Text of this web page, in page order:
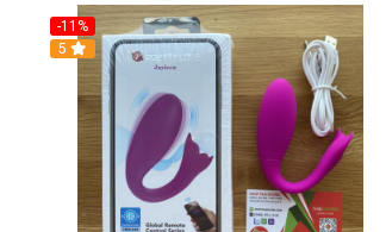
-11%
5